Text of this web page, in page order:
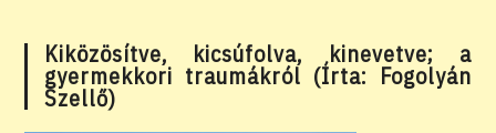
Kiközösítve, kicsúfolva, kinevetve; a
gyermekkori traumákról (Írta: Fogolyán
Szellő)